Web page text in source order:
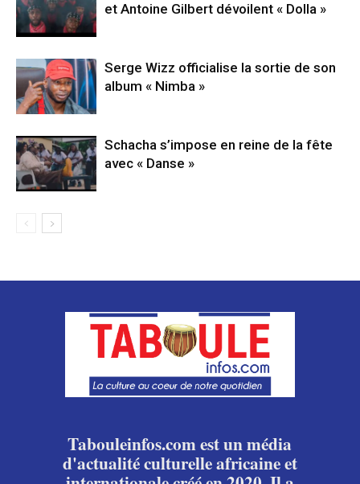
et Antoine Gilbert dévoilent « Dolla »
Serge Wizz officialise la sortie de son
album « Nimba »
Schacha s’impose en reine de la fête
avec « Danse »
Tabouleinfos.com est un média
d'actualité culturelle africaine et